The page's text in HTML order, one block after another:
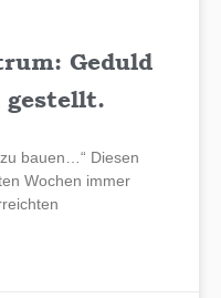
Geduld
gestellt.
bauen…“ Diesen
Wochen immer